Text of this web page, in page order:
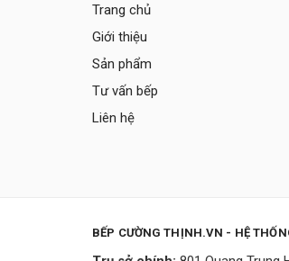
Trang chủ
Giới thiệu
Sản phẩm
Tư vấn bếp
Liên hệ
BẾP CƯỜNG THỊNH.VN - HỆ